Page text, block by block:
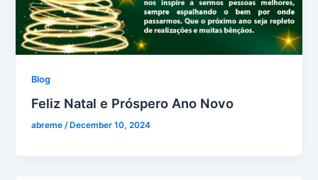
Blog
Feliz Natal e Próspero Ano Novo
abreme/ December 10, 2024